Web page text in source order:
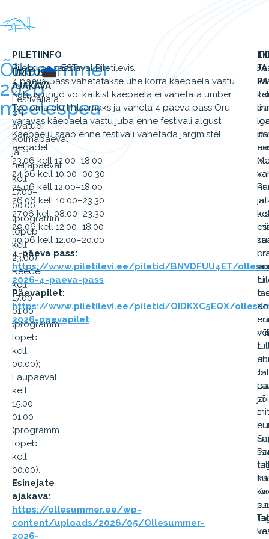
EST
Õllesummer
2026
meelespea
ÜRITUSE
AJAKAVA
Festivaliala
on
avatud:
Kolmapäeval
ja
neljapäeval
kell
17.00–
00.00
(programm
lõpeb
kell
23.00);
Reedel
kell
17.00–
01.00
(programm
lõpeb
kell
00.00);
Laupäeval
kell
15.00–
01.00
(programm
lõpeb
kell
00.00).
Esinejate
ajakava:
https://ollesummer.ee/wp-
content/uploads/2026/05/Ollesummer-
2026-
PILETIINFO
Piletid on saadaval Piletilevis.
4 päeva pass vahetatakse ühe korra käepaela vastu.
Kahjustunud või katkist käepaela ei vahetata ümber.
Tee oma elu lihtsamaks ja vaheta 4 päeva pass Oru
väravas käepaela vastu juba enne festivali algust.
Käepaelu saab enne festivali vahetada järgmistel
aegadel:
23.06 kell 12.00–18.00
24.06 kell 10.00–00.30
25.06 kell 12.00–18.00
26.06 kell 10.00–23.30
27.06 kell 08.00–23.30
29.06 kell 12.00–18.00
30.06 kell 12.00–20.00
4-päeva pass:
https://www.piletilevi.ee/piletid/BNVDFUU4ET/
2026-4-paeva-pass
Päevapilet:
https://www.piletilevi.ee/piletid/OIDKXC5EQX/
2026-paevapilet
JA
ei
on
ja
2
1
on
ja
1
kui